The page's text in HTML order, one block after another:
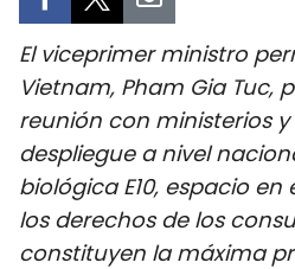
SALUD -
CULTURA
DEPORTES
El viceprimer ministro
Vietnam, Pham Gia Tuc,
reunión con ministerios
despliegue a nivel
biológica E10, espacio
los derechos de los
constituyen la máxima